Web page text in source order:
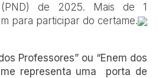
(PND) de 2025. Mais de 1
para participar do certame.
Professores” ou “Enem dos
representa uma porta de